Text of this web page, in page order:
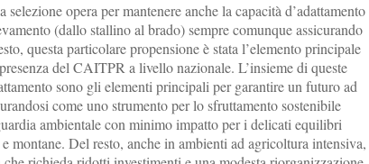
opera per mantenere anche la capacità d’adattamento
(dallo stallino al brado) sempre comunque assicurando
questa particolare propensione è stata l’elemento principale
del CAITPR a livello nazionale. L’insieme di queste
sono gli elementi principali per garantire un futuro ad
come uno strumento per lo sfruttamento sostenibile
ambientale con minimo impatto per i delicati equilibri
montane. Del resto, anche in ambienti ad agricoltura intensiva,